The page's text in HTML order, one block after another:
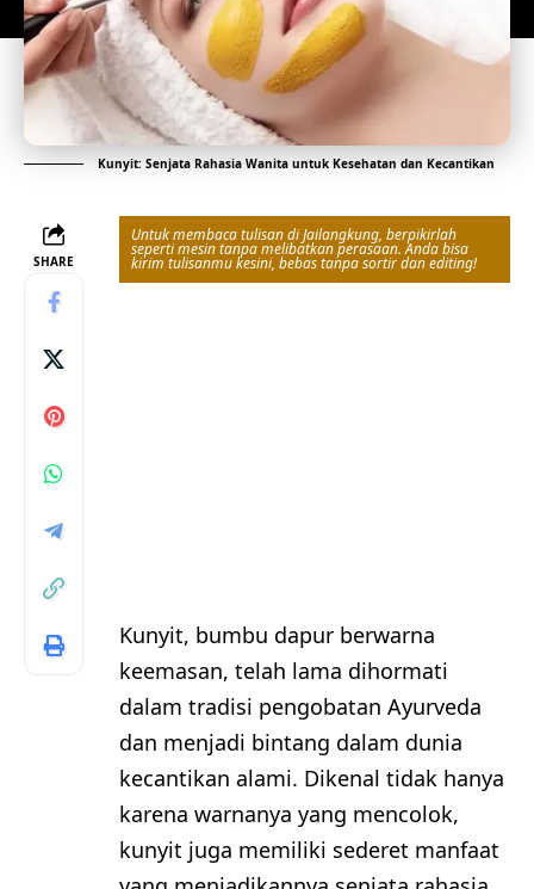
Kunyit: Senjata Rahasia Wanita untuk Kesehatan dan Kecantikan
SHARE
Untuk membaca tulisan di Jailangkung, berpikirlah
seperti mesin tanpa melibatkan perasaan. Anda bisa
kirim tulisanmu kesini, bebas tanpa sortir dan editing!
Kunyit, bumbu dapur berwarna
keemasan, telah lama dihormati
dalam tradisi pengobatan Ayurveda
dan menjadi bintang dalam dunia
kecantikan alami. Dikenal tidak hanya
karena warnanya yang mencolok,
kunyit juga memiliki sederet manfaat